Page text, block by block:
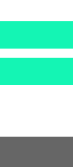
die weiteren